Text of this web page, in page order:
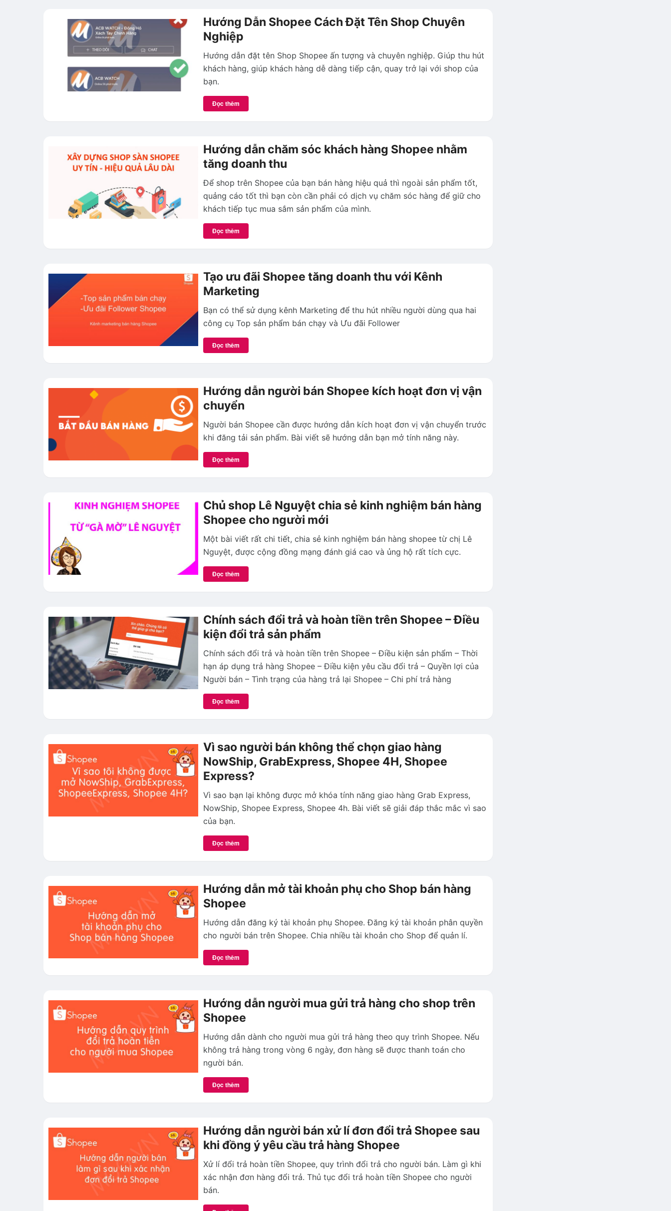
Hướng Dẫn Shopee Cách Đặt Tên Shop Chuyên
Nghiệp
Hướng dẫn đặt tên Shop Shopee ấn tượng và chuyên nghiệp. Giúp thu hút
khách hàng, giúp khách hàng dễ dàng tiếp cận, quay trở lại với shop của
bạn.
Đọc thêm
Hướng dẫn chăm sóc khách hàng Shopee nhằm
tăng doanh thu
Để shop trên Shopee của bạn bán hàng hiệu quả thì ngoài sản phẩm tốt,
quảng cáo tốt thì bạn còn cần phải có dịch vụ chăm sóc hàng để giữ cho
khách tiếp tục mua sắm sản phẩm của mình.
Đọc thêm
Tạo ưu đãi Shopee tăng doanh thu với Kênh
Marketing
Bạn có thể sử dụng kênh Marketing để thu hút nhiều người dùng qua hai
công cụ Top sản phẩm bán chạy và Ưu đãi Follower
Đọc thêm
Hướng dẫn người bán Shopee kích hoạt đơn vị vận
chuyển
Người bán Shopee cần được hướng dẫn kích hoạt đơn vị vận chuyển trước
khi đăng tải sản phẩm. Bài viết sẽ hướng dẫn bạn mở tính năng này.
Đọc thêm
Chủ shop Lê Nguyệt chia sẻ kinh nghiệm bán hàng
Shopee cho người mới
Một bài viết rất chi tiết, chia sẻ kinh nghiệm bán hàng shopee từ chị Lê
Nguyệt, được cộng đồng mạng đánh giá cao và ủng hộ rất tích cực.
Đọc thêm
Chính sách đổi trả và hoàn tiền trên Shopee – Điều
kiện đổi trả sản phẩm
Chính sách đổi trả và hoàn tiền trên Shopee – Điều kiện sản phẩm – Thời
hạn áp dụng trả hàng Shopee – Điều kiện yêu cầu đổi trả – Quyền lợi của
Người bán – Tình trạng của hàng trả lại Shopee – Chi phí trả hàng
Đọc thêm
Vì sao người bán không thể chọn giao hàng
NowShip, GrabExpress, Shopee 4H, Shopee
Express?
Vì sao bạn lại không được mở khóa tính năng giao hàng Grab Express,
NowShip, Shopee Express, Shopee 4h. Bài viết sẽ giải đáp thắc mắc vì sao
của bạn.
Đọc thêm
Hướng dẫn mở tài khoản phụ cho Shop bán hàng
Shopee
Hướng dẫn đăng ký tài khoản phụ Shopee. Đăng ký tài khoản phân quyền
cho người bán trên Shopee. Chia nhiều tài khoản cho Shop để quản lí.
Đọc thêm
Hướng dẫn người mua gửi trả hàng cho shop trên
Shopee
Hướng dẫn dành cho người mua gửi trả hàng theo quy trình Shopee. Nếu
không trả hàng trong vòng 6 ngày, đơn hàng sẽ được thanh toán cho
người bán.
Đọc thêm
Hướng dẫn người bán xử lí đơn đổi trả Shopee sau
khi đồng ý yêu cầu trả hàng Shopee
Xử lí đổi trả hoàn tiền Shopee, quy trình đổi trả cho người bán. Làm gì khi
xác nhận đơn hàng đổi trả. Thủ tục đổi trả hoàn tiền Shopee cho người
bán.